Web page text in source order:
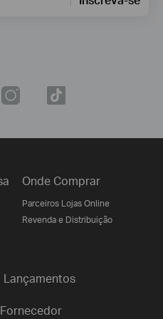
Onde Comprar
Parceiros Lojas Online
Revenda e Distribuição
Lançamentos